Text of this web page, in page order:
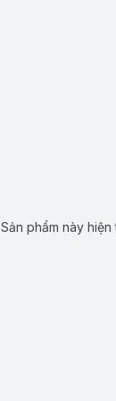
Sản phẩm này